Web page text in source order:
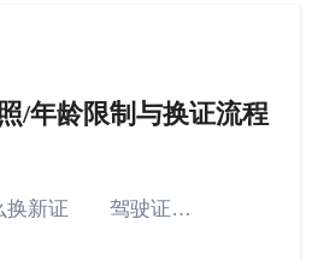
/年龄限制与换证流程​
么换新证 驾驶证…